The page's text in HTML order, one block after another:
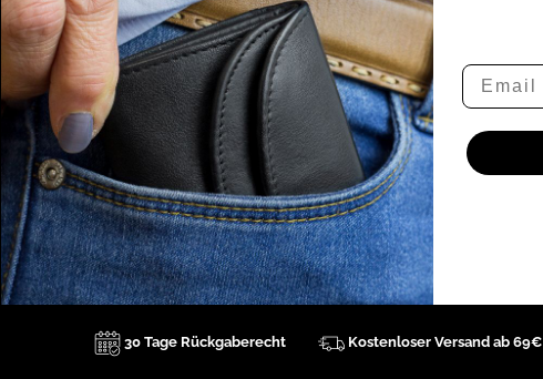
Email
30 Tage Rückgaberecht Kostenloser Versand ab 69€